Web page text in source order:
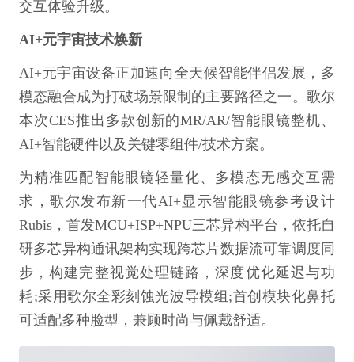
交互体验升级。
AI+元宇宙技术焕新
AI+元宇宙设备正加速向全天候智能伴侣发展，多
模态融合成为打破场景限制的主要路径之一。歌尔
本次CES推出多款创新的MR/AR/智能眼镜整机、
AI+智能硬件以及关键零组件/技术方案。
为精准匹配智能眼镜轻量化、多模态无感交互需
求，歌尔发布新一代AI+显示智能眼镜参考设计
Rubis，首发MCU+ISP+NPU三芯异构平台，依托自
研多芯异构通讯架构实现跨芯片数据流可靠调度同
步，构建完整视觉处理链路，深度优化延迟与功
耗;采用歌尔全彩刻蚀光波导模组;首创模块化鼻托
可适配多种脸型，兼顾时尚与佩戴舒适。